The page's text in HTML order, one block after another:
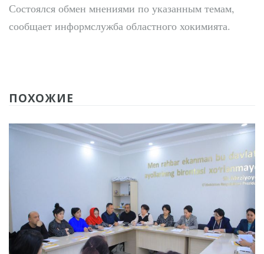
Состоялся обмен мнениями по указанным темам,
сообщает информслужба областного хокимията.
ПОХОЖИЕ